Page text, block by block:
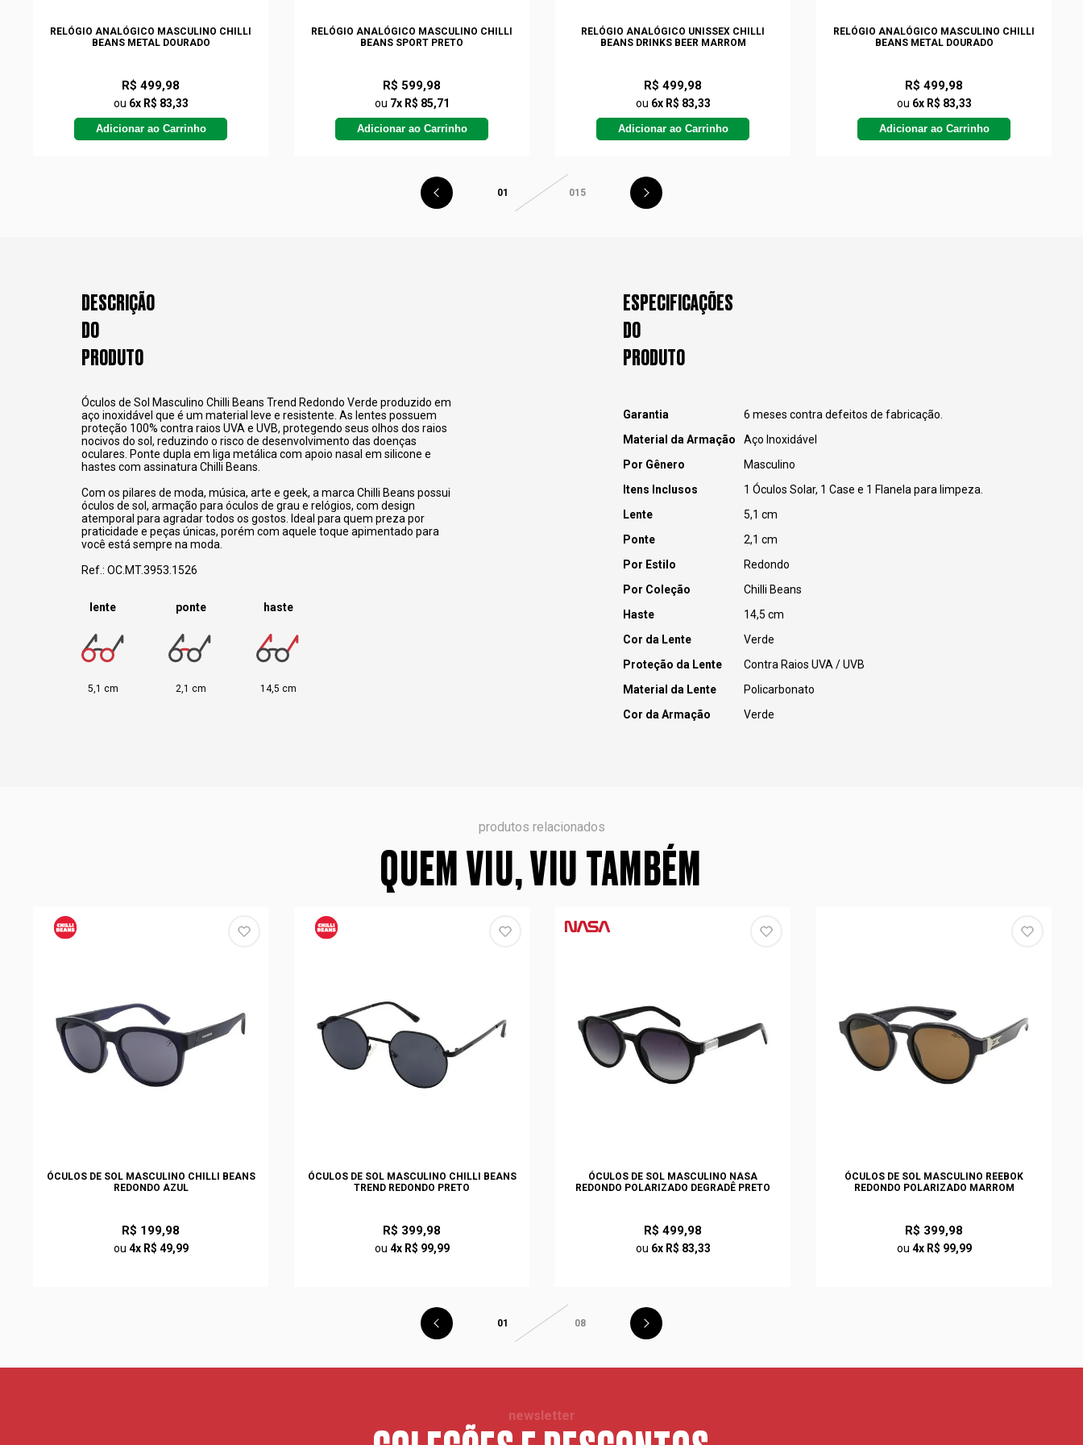
RELÓGIO ANALÓGICO MASCULINO CHILLI
BEANS METAL DOURADO
R$ 499,98
ou 6x R$ 83,33
Adicionar ao Carrinho
RELÓGIO ANALÓGICO MASCULINO CHILLI
BEANS SPORT PRETO
R$ 599,98
ou 7x R$ 85,71
Adicionar ao Carrinho
RELÓGIO ANALÓGICO UNISSEX CHILLI
BEANS DRINKS BEER MARROM
R$ 499,98
ou 6x R$ 83,33
Adicionar ao Carrinho
RELÓGIO ANALÓGICO MASCULINO CHILLI
BEANS METAL DOURADO
R$ 499,98
ou 6x R$ 83,33
Adicionar ao Carrinho
01 015
DESCRIÇÃO
DO
PRODUTO
Óculos de Sol Masculino Chilli Beans Trend Redondo Verde produzido em
aço inoxidável que é um material leve e resistente. As lentes possuem
proteção 100% contra raios UVA e UVB, protegendo seus olhos dos raios
nocivos do sol, reduzindo o risco de desenvolvimento das doenças
oculares. Ponte dupla em liga metálica com apoio nasal em silicone e
hastes com assinatura Chilli Beans.
Com os pilares de moda, música, arte e geek, a marca Chilli Beans possui
óculos de sol, armação para óculos de grau e relógios, com design
atemporal para agradar todos os gostos. Ideal para quem preza por
praticidade e peças únicas, porém com aquele toque apimentado para
você está sempre na moda.
Ref.: OC.MT.3953.1526
lente
5,1 cm
ponte
2,1 cm
haste
14,5 cm
ESPECIFICAÇÕES
DO
PRODUTO
Garantia
6 meses contra defeitos de fabricação.
Material da Armação
Aço Inoxidável
Por Gênero
Masculino
Itens Inclusos
1 Óculos Solar, 1 Case e 1 Flanela para limpeza.
Lente
5,1 cm
Ponte
2,1 cm
Por Estilo
Redondo
Por Coleção
Chilli Beans
Haste
14,5 cm
Cor da Lente
Verde
Proteção da Lente
Contra Raios UVA / UVB
Material da Lente
Policarbonato
Cor da Armação
Verde
produtos relacionados
QUEM VIU, VIU TAMBÉM
ÓCULOS DE SOL MASCULINO CHILLI BEANS
REDONDO AZUL
R$ 199,98
ou 4x R$ 49,99
ÓCULOS DE SOL MASCULINO CHILLI BEANS
TREND REDONDO PRETO
R$ 399,98
ou 4x R$ 99,99
ÓCULOS DE SOL MASCULINO NASA
REDONDO POLARIZADO DEGRADÊ PRETO
R$ 499,98
ou 6x R$ 83,33
ÓCULOS DE SOL MASCULINO REEBOK
REDONDO POLARIZADO MARROM
R$ 399,98
ou 4x R$ 99,99
01 08
newsletter